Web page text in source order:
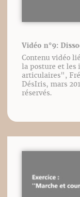
Vidéo n°9:
Contenu vidéo
la posture et les
articulaires",
DésIris, mars
réservés.